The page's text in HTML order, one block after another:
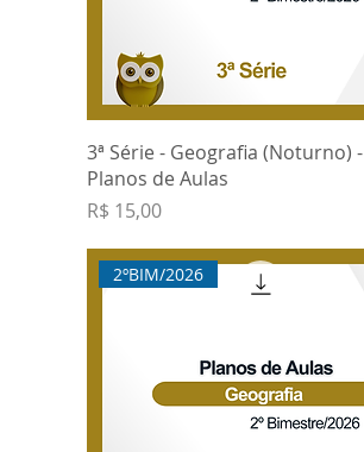
3ª Série - Geografia (Noturno) -
Planos de Aulas
Preço
R$ 15,00
2ºBIM/2026